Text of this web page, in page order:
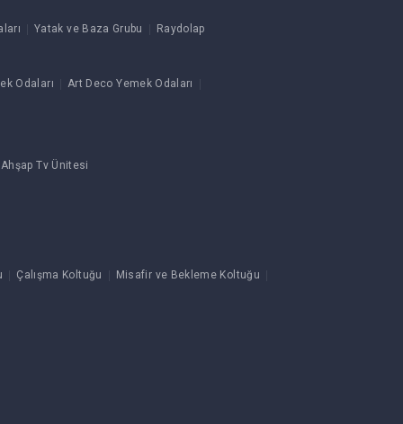
Yatak ve Baza Grubu Raydolap
Odaları Art Deco Yemek Odaları
Tv Ünitesi
Çalışma Koltuğu Misafir ve Bekleme Koltuğu